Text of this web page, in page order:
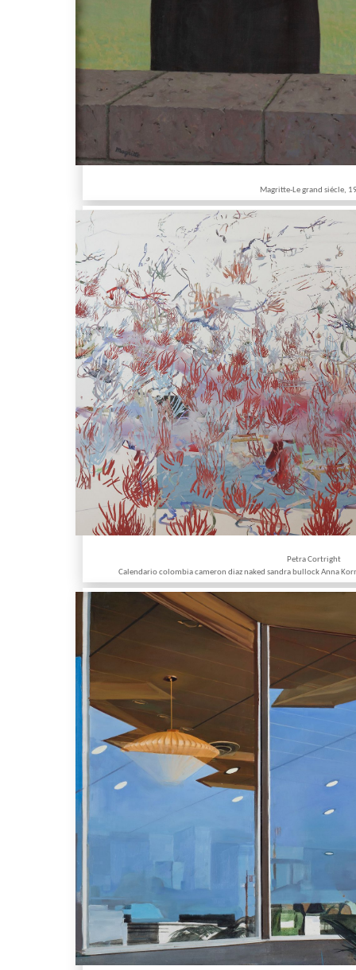
Magritte-Le grand siécle,
Petra Cortright
Calendario colombia cameron diaz naked sandra bullock Anna